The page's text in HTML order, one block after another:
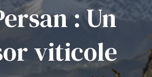
: Un
viticole